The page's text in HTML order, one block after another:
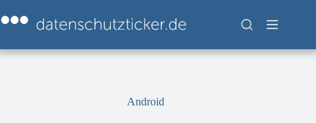
Inhalt
springen
Android